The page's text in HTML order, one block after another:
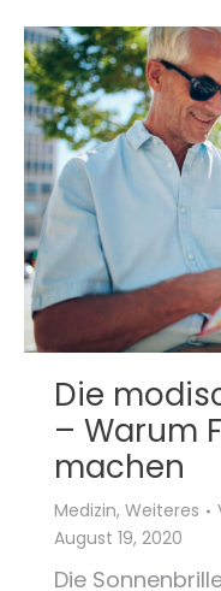
Die
– Warum
machen
Medizin, Weiteres
August 19, 2020
Die